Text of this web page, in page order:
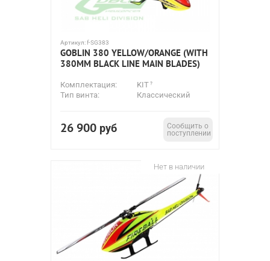
Артикул:f-SG383
GOBLIN 380 YELLOW/ORANGE (WITH
380MM BLACK LINE MAIN BLADES)
Комплектация:
KIT
Тип винта:
Классический
26 900 руб
Сообщить о
поступлении
Нет в наличии